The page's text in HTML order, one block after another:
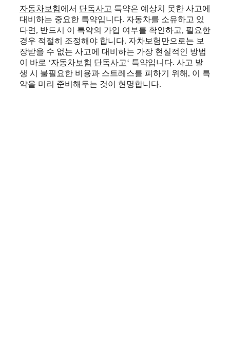
자동차보험에서 단독사고 특약은 예상치 못한 사고에
대비하는 중요한 특약입니다. 자동차를 소유하고 있
다면, 반드시 이 특약의 가입 여부를 확인하고, 필요한
경우 적절히 조정해야 합니다. 자차보험만으로는 보
장받을 수 없는 사고에 대비하는 가장 현실적인 방법
이 바로 ‘자동차보험 단독사고‘ 특약입니다. 사고 발
생 시 불필요한 비용과 스트레스를 피하기 위해, 이 특
약을 미리 준비해두는 것이 현명합니다.